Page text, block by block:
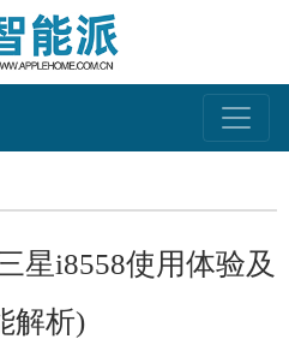
星i8558使用体验及
解析)